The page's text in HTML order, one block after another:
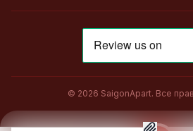
© 2026 SaigonApart. Все